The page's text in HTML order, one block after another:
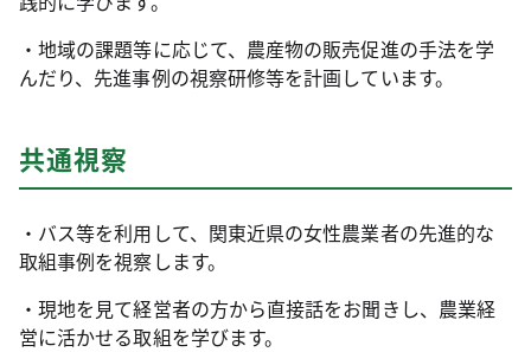
・地域の課題等に応じて、農産物の販売促進の手法を学
んだり、先進事例の視察研修等を計画しています。
共通視察
・バス等を利用して、関東近県の女性農業者の先進的な
取組事例を視察します。
・現地を見て経営者の方から直接話をお聞きし、農業経
営に活かせる取組を学びます。